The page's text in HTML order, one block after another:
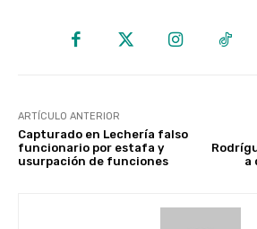
ARTÍCULO ANTERIOR
Capturado en Lechería falso
funcionario por estafa y
usurpación de funciones
a